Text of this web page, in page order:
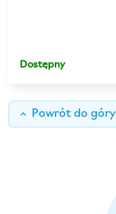
Dostępny
keyboard_arrow_up Powrót do góry